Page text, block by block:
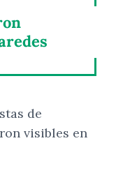
de
visibles en